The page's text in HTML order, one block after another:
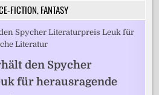
FICTION, FANTASY
den Spycher
für herausragende